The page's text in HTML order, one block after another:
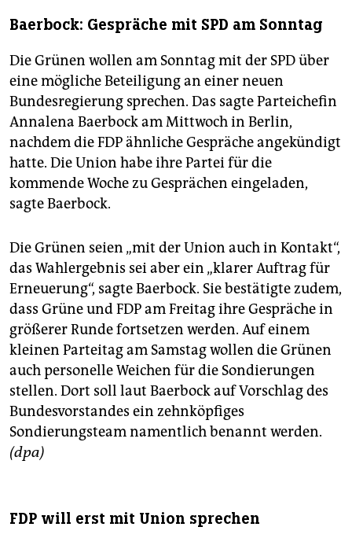
Baerbock: Gespräche mit SPD am Sonntag
Die Grünen wollen am Sonntag mit der SPD über
eine mögliche Beteiligung an einer neuen
Bundesregierung sprechen. Das sagte Parteichefin
Annalena Baerbock am Mittwoch in Berlin,
nachdem die FDP ähnliche Gespräche angekündigt
hatte. Die Union habe ihre Partei für die
kommende Woche zu Gesprächen eingeladen,
sagte Baerbock.
Die Grünen seien „mit der Union auch in Kontakt“,
das Wahlergebnis sei aber ein „klarer Auftrag für
Erneuerung“, sagte Baerbock. Sie bestätigte zudem,
dass Grüne und FDP am Freitag ihre Gespräche in
größerer Runde fortsetzen werden. Auf einem
kleinen Parteitag am Samstag wollen die Grünen
auch personelle Weichen für die Sondierungen
stellen. Dort soll laut Baerbock auf Vorschlag des
Bundesvorstandes ein zehnköpfiges
Sondierungsteam namentlich benannt werden.
(dpa)
FDP will erst mit Union sprechen